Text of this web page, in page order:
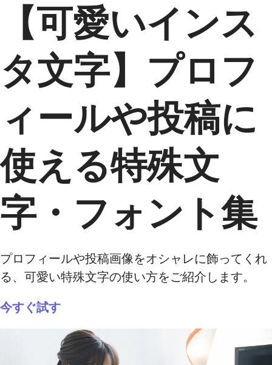
【可愛いインス
タ文字】プロフ
ィールや投稿に
使える特殊文
字・フォント集
プロフィールや投稿画像をオシャレに飾ってくれ
る、可愛い特殊文字の使い方をご紹介します。
今すぐ試す